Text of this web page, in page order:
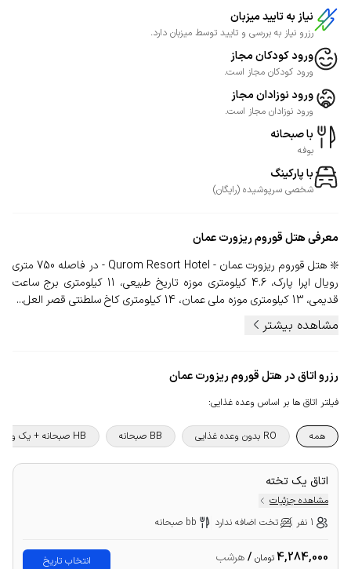
نیاز به تایید میزبان
رزرو نیاز به بررسی و تایید توسط میزبان دارد.
ورود کودکان مجاز
ورود کودکان مجاز است.
ورود نوزادان مجاز
ورود نوزادان مجاز است.
با صبحانه
بوفه
با پارکینگ
شخصی سرپوشیده (رایگان)
معرفیهتل قوروم ریزورت عمان
❇️ هتل قوروم ریزورت عمان - Qurom Resort Hotel - در فاصله 750 متری
رویال اپرا پارک، 4.6 کیلومتری موزه تاریخ طبیعی، 11 کیلومتری برج ساعت
قدیمی، 13 کیلومتری موزه ملی عمان، 14 کیلومتری کاخ سلطنتی قصر العل...
مشاهده بیشتر
رزرو اتاق در هتل قوروم ریزورت عمان
فیلتر اتاق ها بر اساس وعده غذایی:
همه RO بدون وعده غذایی BB صبحانه HB صبحانه + یک وعده غذا
اتاق یک تخته
مشاهده جزئیات
1 نفر
تخت اضافه ندارد bb صبحانه
4,284,000تومان /هرشب انتخاب تاریخ